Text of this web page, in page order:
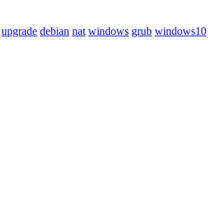
upgrade debian nat windows grub windows10